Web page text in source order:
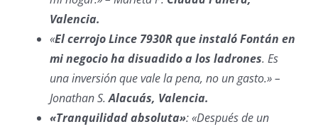
Valencia.
«El cerrojo Lince 7930R que instaló Fontán en
mi negocio ha disuadido a los ladrones. Es
una inversión que vale la pena, no un gasto.» –
Jonathan S.Alacuás, Valencia.
«Tranquilidad absoluta»: «Después de un